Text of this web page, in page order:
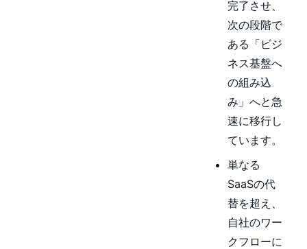
完了させ、
次の段階で
ある「ビジ
ネス基盤へ
の組み込
み」へと急
速に移行し
ています。
単なる
SaaSの代
替を超え、
自社のワー
クフローに